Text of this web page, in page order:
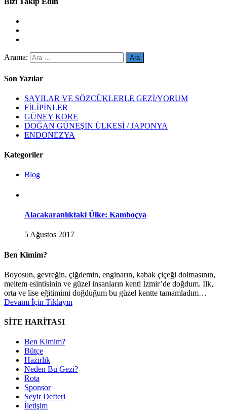
Arama:
Son Yazılar
SAYILAR VE SÖZCÜKLERLE GEZİ/YORUM
FİLİPİNLER
GÜNEY KORE
DOĞAN GÜNEŞİN ÜLKESİ / JAPONYA
ENDONEZYA
Kategoriler
Blog
Alacakaranlıktaki Ülke: Kamboçya
5 Ağustos 2017
Ben Kimim?
Boyosun, gevreğin, çiğdemin, enginarın, kabak çiçeği dolmasının,
meltem esintisinin ve güzel insanların kenti İzmir’de doğdum. İlk,
orta ve lise eğitimimi doğduğum bu güzel kentte tamamladım…
Devamı İçin Tıklayın
SİTE HARİTASI
Ben Kimim?
Bütçe
Hazırlık
Neden Bu Gezi?
Rota
Sponsor
Seyir Defteri
İletişim